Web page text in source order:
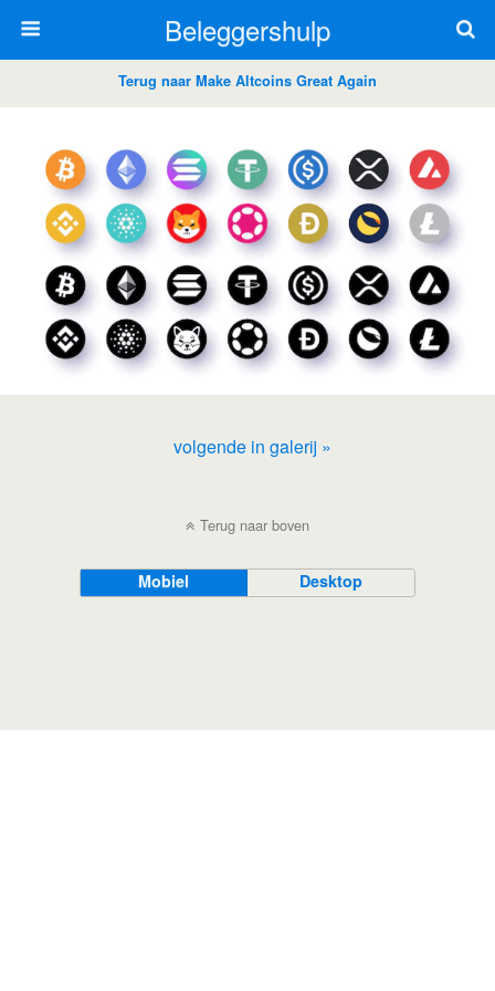
Beleggershulp
Terug naar Make Altcoins Great Again
volgende in galerij »
Terug naar boven
Mobiel Desktop